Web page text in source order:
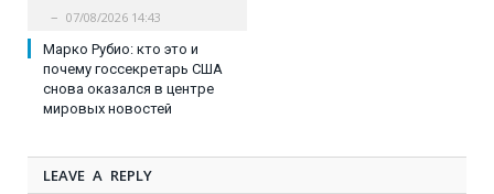
07/08/2026 14:43
Марко Рубио: кто это и
почему госсекретарь США
снова оказался в центре
мировых новостей
LEAVE A REPLY